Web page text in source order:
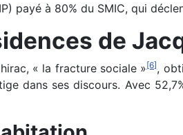
payé à 80% du SMIC, qui
de
« la fracture sociale »[6],
dans ses discours. Avec